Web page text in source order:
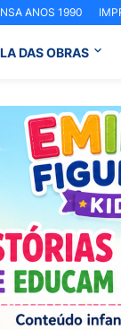
ANOS 1990
DAS OBRAS